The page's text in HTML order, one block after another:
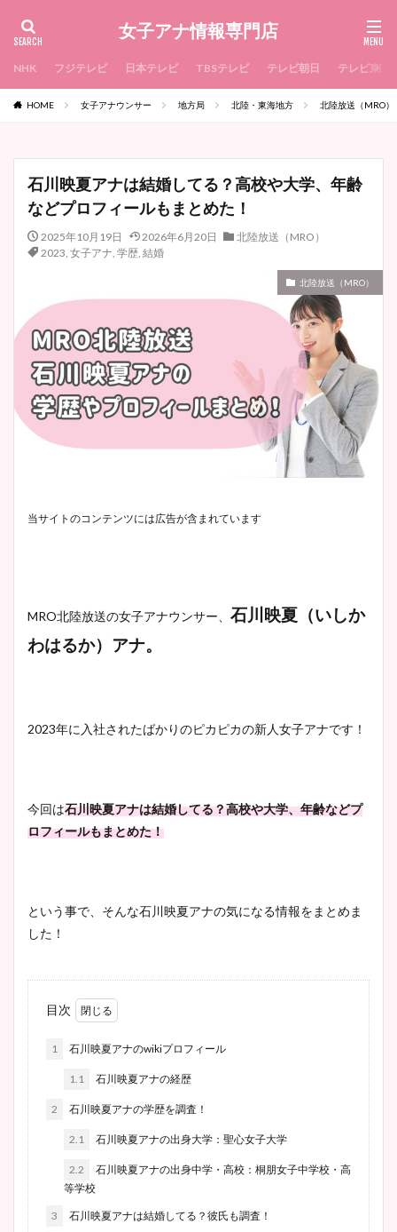
女子アナ情報専門店
NHK フジテレビ 日本テレビ TBSテレビ テレビ朝日 テレビ東京
HOME 女子アナウンサー 地方局 北陸・東海地方 北陸放送（MRO）
石川映夏アナは結婚してる？高校や大学、年齢
などプロフィールもまとめた！
2025年10月19日 2026年6月20日
北陸放送（MRO）
2023, 女子アナ, 学歴, 結婚
北陸放送（MRO）
当サイトのコンテンツには広告が含まれています
MRO北陸放送の女子アナウンサー、 石川映夏（いしか
わはるか）アナ。
2023年に入社されたばかりのピカピカの新人女子アナです！
今回は石川映夏アナは結婚してる？高校や大学、年齢などプ
ロフィールもまとめた！
という事で、そんな石川映夏アナの気になる情報をまとめま
した！
目次
1 石川映夏アナのwikiプロフィール
1.1 石川映夏アナの経歴
2 石川映夏アナの学歴を調査！
2.1 石川映夏アナの出身大学：聖心女子大学
2.2
石川映夏アナの出身中学・高校：桐朋女子中学校・高
等学校
3 石川映夏アナは結婚してる？彼氏も調査！